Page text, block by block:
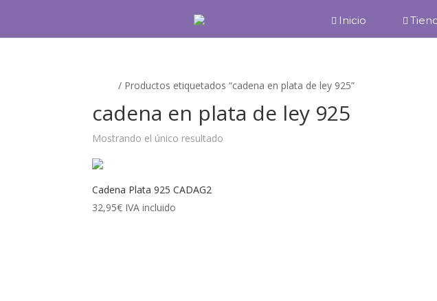
Inicio
/ Productos etiquetados “cadena en plata de ley 925”
cadena en plata de ley 925
Mostrando el único resultado
Cadena Plata 925 CADAG2
32,95€ IVA incluido